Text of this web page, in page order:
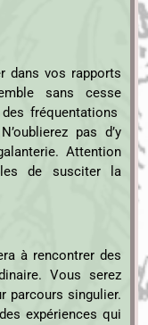
dans vos rapports
sans cesse
fréquentations
pas d’y
Attention
de susciter la
à rencontrer des
Vous serez
parcours singulier.
expériences qui